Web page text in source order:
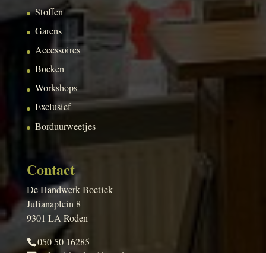
Stoffen
Garens
Accessoires
Boeken
Workshops
Exclusief
Borduurweetjes
Contact
De Handwerk Boetiek
Julianaplein 8
9301 LA Roden
050 50 16285